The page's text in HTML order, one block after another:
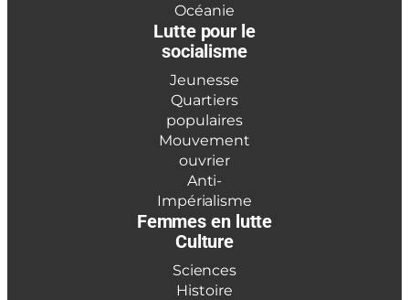
Océanie
Lutte pour le
socialisme
Jeunesse
Quartiers
populaires
Mouvement
ouvrier
Anti-
Impérialisme
Femmes en lutte
Culture
Sciences
Histoire